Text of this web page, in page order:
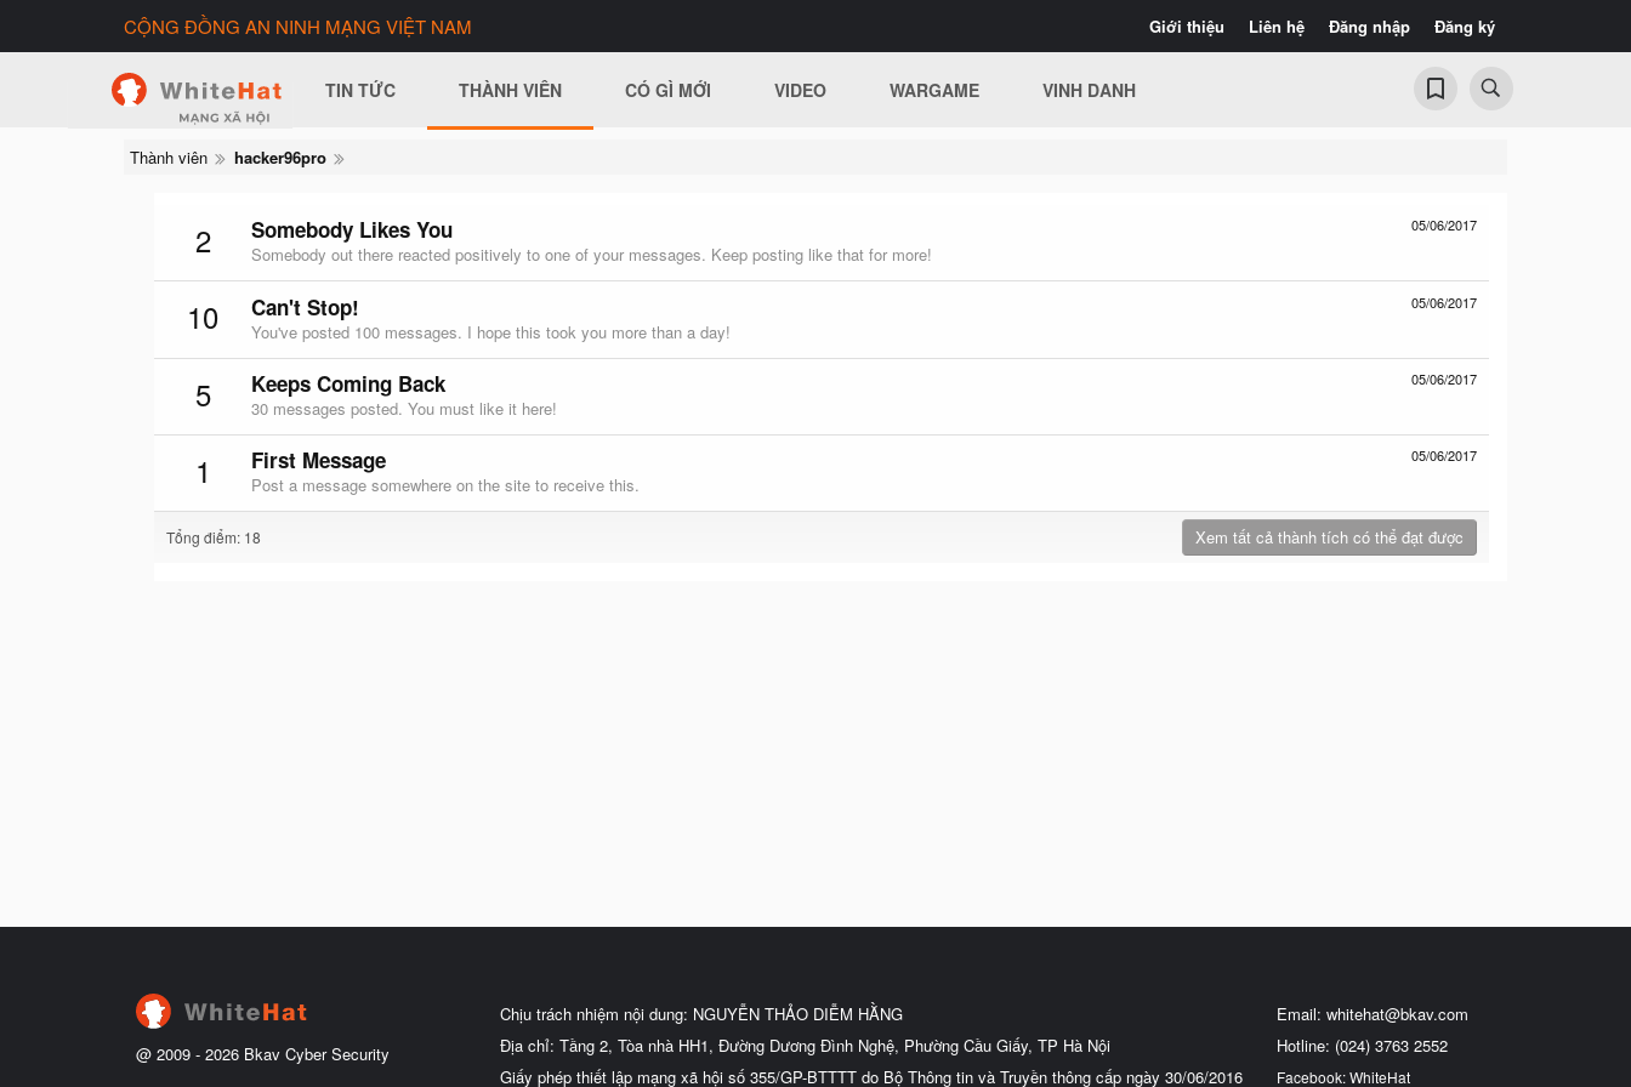
Giới thiệu Liên hệ Đăng nhập Đăng ký
CỘNG ĐỒNG AN NINH MẠNG VIỆT NAM
TIN TỨC THÀNH VIÊN CÓ GÌ MỚI VIDEO WARGAME VINH DANH
Thành viên hacker96pro
2 05/06/2017
Somebody Likes You
Somebody out there reacted positively to one of your messages. Keep posting like that for more!
10 05/06/2017
Can't Stop!
You've posted 100 messages. I hope this took you more than a day!
5 05/06/2017
Keeps Coming Back
30 messages posted. You must like it here!
1 05/06/2017
First Message
Post a message somewhere on the site to receive this.
Tổng điểm: 18 Xem tất cả thành tích có thể đạt được
@ 2009 - 2026 Bkav Cyber Security
Chịu trách nhiệm nội dung: NGUYỄN THẢO DIỄM HẰNG
Địa chỉ: Tầng 2, Tòa nhà HH1, Đường Dương Đình Nghệ, Phường Cầu Giấy, TP Hà Nội
Giấy phép thiết lập mạng xã hội số 355/GP-BTTTT do Bộ Thông tin và Truyền thông cấp ngày 30/06/2016
Email: whitehat@bkav.com
Hotline: (024) 3763 2552
Facebook: WhiteHat